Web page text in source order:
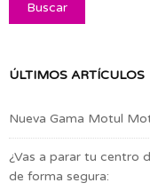
ÚLTIMOS ARTÍCULOS
Nueva Gama Motul
¿Vas a parar tu centro
de forma segura: